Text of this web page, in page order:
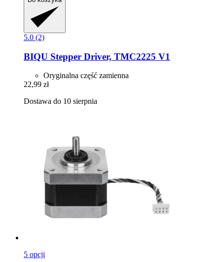
5.0 (2)
BIQU Stepper Driver, TMC2225 V1
Oryginalna część zamienna
22,99 zł
Dostawa do 10 sierpnia
5 opcji